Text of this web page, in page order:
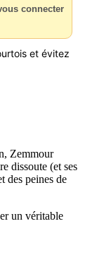
connecter
et évitez